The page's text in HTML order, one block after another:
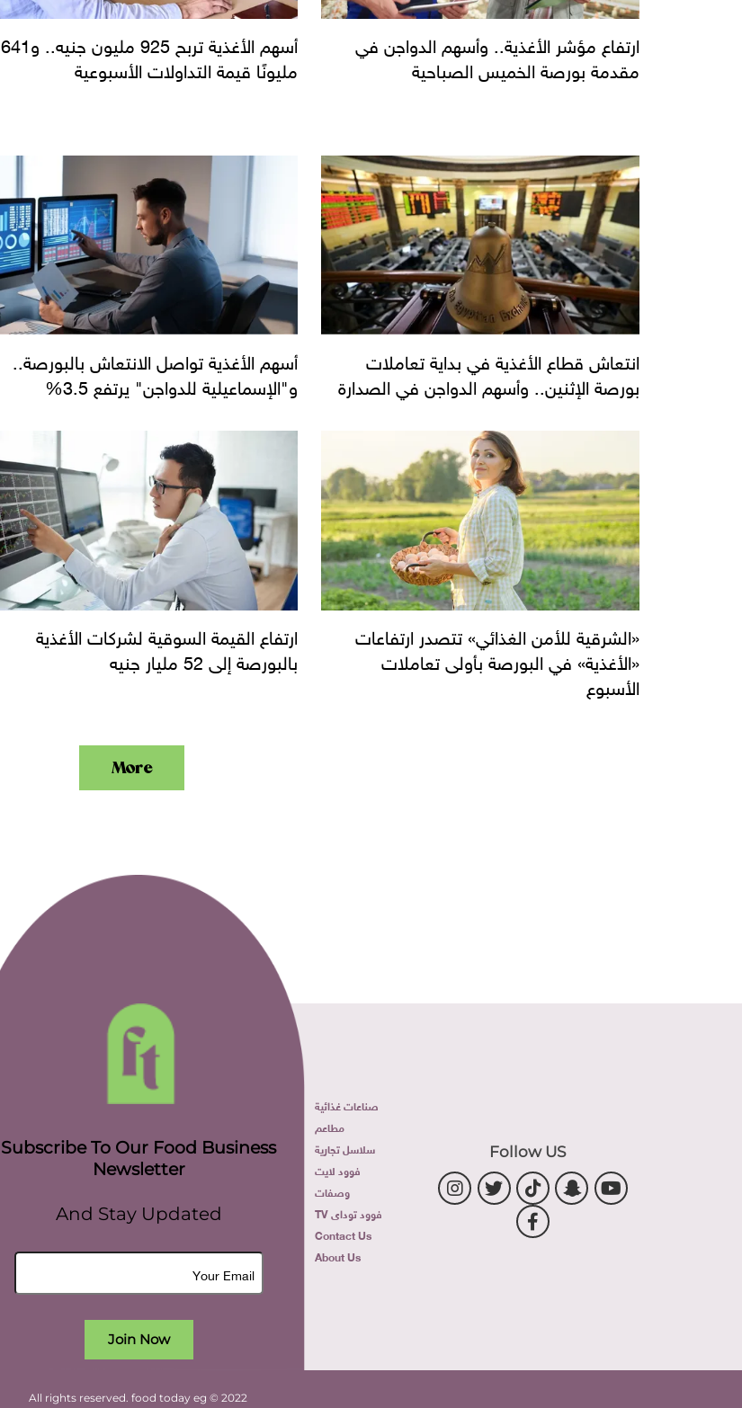
أسهم الأغذية تربح 925 مليون جنيه.. و641
مليونًا قيمة التداولات الأسبوعية
ارتفاع مؤشر الأغذية.. وأسهم الدواجن في
مقدمة بورصة الخميس الصباحية
أسهم الأغذية تواصل الانتعاش بالبورصة..
و"الإسماعيلية للدواجن" يرتفع 3.5%
انتعاش قطاع الأغذية في بداية تعاملات
بورصة الإثنين.. وأسهم الدواجن في الصدارة
ارتفاع القيمة السوقية لشركات الأغذية
بالبورصة إلى 52 مليار جنيه
«الشرقية للأمن الغذائي» تتصدر ارتفاعات
«الأغذية» في البورصة بأولى تعاملات
الأسبوع
More
Follow US
صناعات غذائية
مطاعم
سلاسل تجارية
فوود لايت
وصفات
فوود توداى TV
Contact Us
About Us
Subscribe To Our Food Business
Newsletter
And Stay Updated
Join Now
All rights reserved. food today eg © 2022